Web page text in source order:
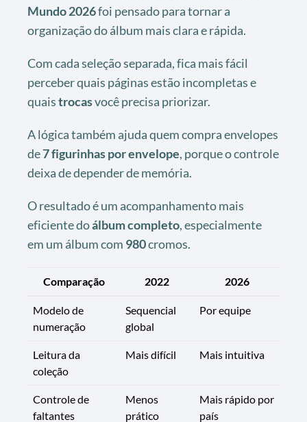
Mundo 2026foi pensado para tornar a
organização do álbum mais clara e rápida.
Com cada seleção separada, fica mais fácil
perceber quais páginas estão incompletas e
quaistrocasvocê precisa priorizar.
A lógica também ajuda quem compra envelopes
de7 figurinhas por envelope, porque o controle
deixa de depender de memória.
O resultado é um acompanhamento mais
eficiente doálbum completo, especialmente
em um álbum com 980cromos.
Comparação 2022 2026
Modelo de
numeração
Sequencial
global
Por equipe
Leitura da
coleção
Mais difícil Mais intuitiva
Controle de
faltantes
Menos
prático
Mais rápido por
país